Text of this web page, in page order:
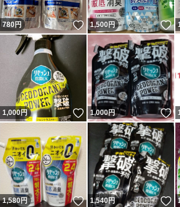
780円 いいね！
1,500円
1,000円 いいね！
1,000円
1,580円 いいね！
1,540円